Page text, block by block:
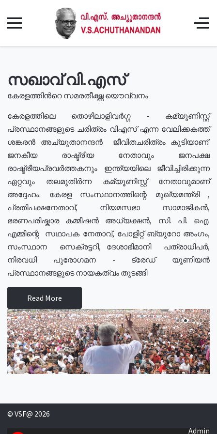
സഖാവ് വി.എസ്
കേരളത്തിൻറെ സമരതീക്ഷ്ണ യൌവ്വനം
കേരളത്തിലെ തൊഴിലാളിവർഗ്ഗ - കമ്യൂണിസ്റ്റ്
പ്രസ്ഥാനങ്ങളുടെ ചരിത്രം വിഎസ് എന്ന വേലിക്കകത്ത്
ശങ്കരൻ അച്യുതാനന്ദൻ ജീവിതചരിത്രം കൂടിയാണ്.
ജനകീയ രാഷ്ട്രീയ നേതാവും ജനപക്ഷ
രാഷ്ട്രീയപ്രവർത്തകനും ഇന്ത്യയിലെ ജീവിച്ചിരിക്കുന്ന
ഏറ്റവും തലമുതിർന്ന കമ്യൂണിസ്റ്റ് നേതാവുമാണ്
അദ്ദേഹം. കേരള സംസ്ഥാനത്തിന്റെ മുഖ്യമന്ത്രി ,
പ്രതിപക്ഷനേതാവ്, നിയമസഭാ സാമാജികൻ,
ഭരണപരിഷ്കാര കമ്മീഷൻ അധ്യക്ഷൻ, സി. പി. ഐ.
എമ്മിന്റെ സഥാപക നേതാവ്, പോളിറ്റ് ബ്യുറോ അംഗം,
സംസ്ഥാന സെക്രട്ടറി, ദേശാഭിമാനി പത്രാധിപർ,
നിരവധി പുരോഗമന - ട്രേഡ് യൂണിയൻ
പ്രസ്ഥാനങ്ങളുടെ നായകത്വം തുടങ്ങി
Read More
© VSF@ 2026
Admin